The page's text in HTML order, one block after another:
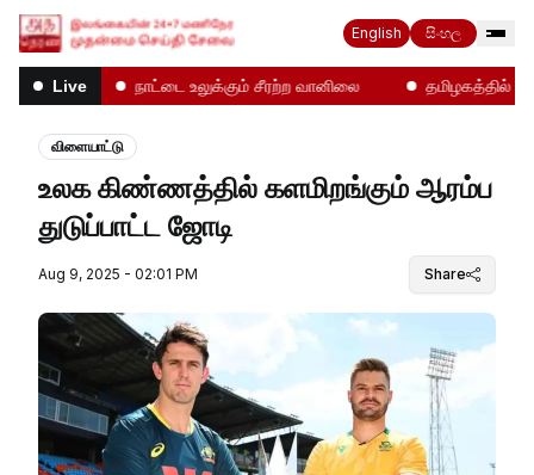
English සිංහල
Live நாட்டை உலுக்கும் சீரற்ற வானிலை தமிழகத்தில் என்ன
விளையாட்டு
உலக கிண்ணத்தில் களமிறங்கும் ஆரம்ப
துடுப்பாட்ட ​ஜோடி
Aug 9, 2025 - 02:01 PM Share